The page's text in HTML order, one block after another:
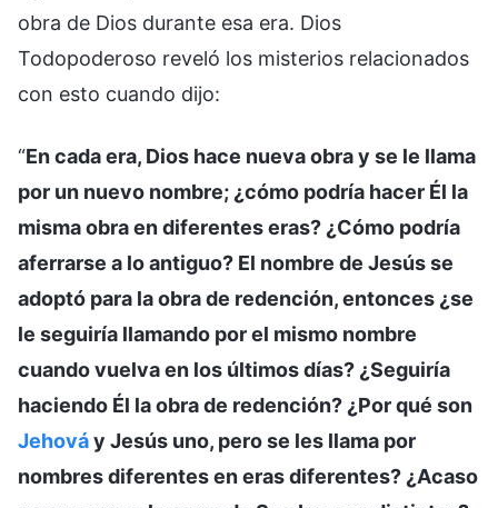
obra de Dios durante esa era. Dios
Todopoderoso reveló los misterios relacionados
con esto cuando dijo:
“En cada era, Dios hace nueva obra y se le llama
por un nuevo nombre; ¿cómo podría hacer Él la
misma obra en diferentes eras? ¿Cómo podría
aferrarse a lo antiguo? El nombre de Jesús se
adoptó para la obra de redención, entonces ¿se
le seguiría llamando por el mismo nombre
cuando vuelva en los últimos días? ¿Seguiría
haciendo Él la obra de redención? ¿Por qué son
Jehováy Jesús uno, pero se les llama por
nombres diferentes en eras diferentes? ¿Acaso